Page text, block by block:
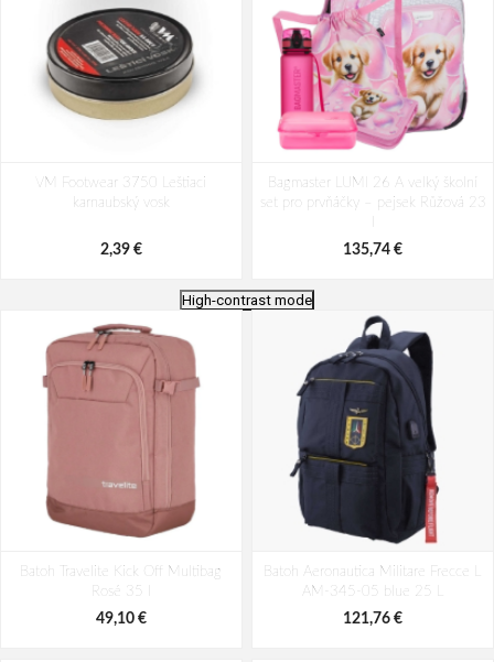
VM Footwear 3750 Leštiaci
karnaubský vosk
2,39 €
Bagmaster LUMI 26 A velký školní
set pro prvňáčky – pejsek Růžová 23
135,74 €
penál - tmavomodrý modrý
6,26 €
AM-580-05 modrá 22 L
98,49 €
High-contrast mode
Batoh Travelite Kick Off Multibag
Rosé 35 l
49,10 €
Batoh Aeronautica Militare Frecce L
AM-345-05 blue 25 L
121,76 €